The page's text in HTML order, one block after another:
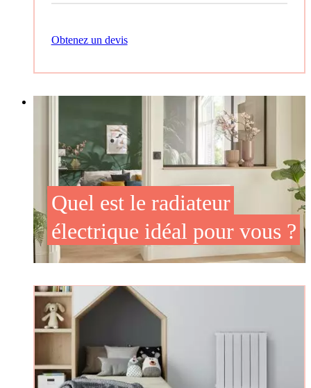
Obtenez un devis
Quel est le radiateur
électrique idéal pour vous ?